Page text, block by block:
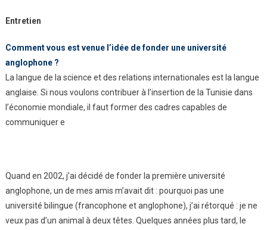
Entretien
Comment vous est venue l’idée de fonder une université
anglophone ?
La langue de la science et des relations internationales est la langue
anglaise. Si nous voulons contribuer à l’insertion de la Tunisie dans
l’économie mondiale, il faut former des cadres capables de
communiquer e
Quand en 2002, j’ai décidé de fonder la première université
anglophone, un de mes amis m’avait dit : pourquoi pas une
université bilingue (francophone et anglophone), j’ai rétorqué : je ne
veux pas d’un animal à deux têtes. Quelques années plus tard, le